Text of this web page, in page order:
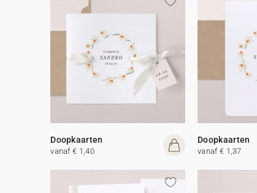
Doopkaarten
vanaf € 1,40
Doopkaarten
vanaf € 1,37